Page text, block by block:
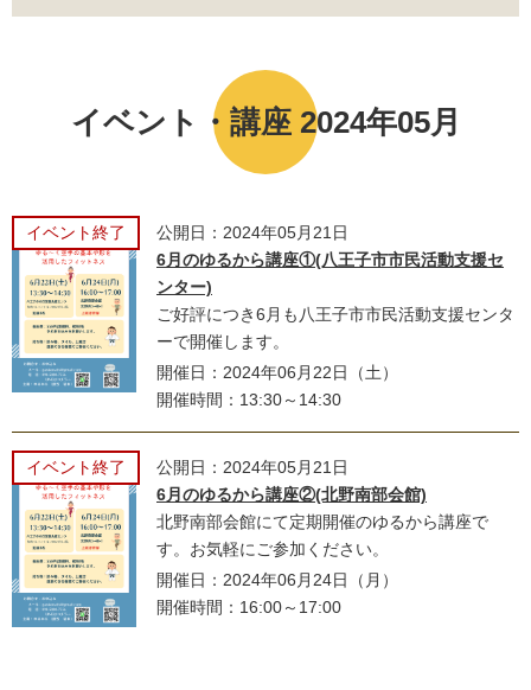
イベント・講座 2024年05月
イベント終了
公開日：2024年05月21日
6月のゆるから講座①(八王子市市民活動支援セ
ンター)
ご好評につき6月も八王子市市民活動支援センタ
ーで開催します。
開催日：2024年06月22日（土）
開催時間：13:30～14:30
イベント終了
公開日：2024年05月21日
6月のゆるから講座②(北野南部会館)
北野南部会館にて定期開催のゆるから講座で
す。お気軽にご参加ください。
開催日：2024年06月24日（月）
開催時間：16:00～17:00